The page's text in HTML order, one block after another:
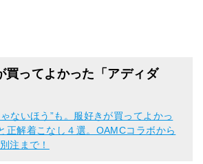
買ってよかった「アディダ
ないほう”も。服好きが買ってよかっ
正解着こなし４選。OAMCコラボから
注まで！